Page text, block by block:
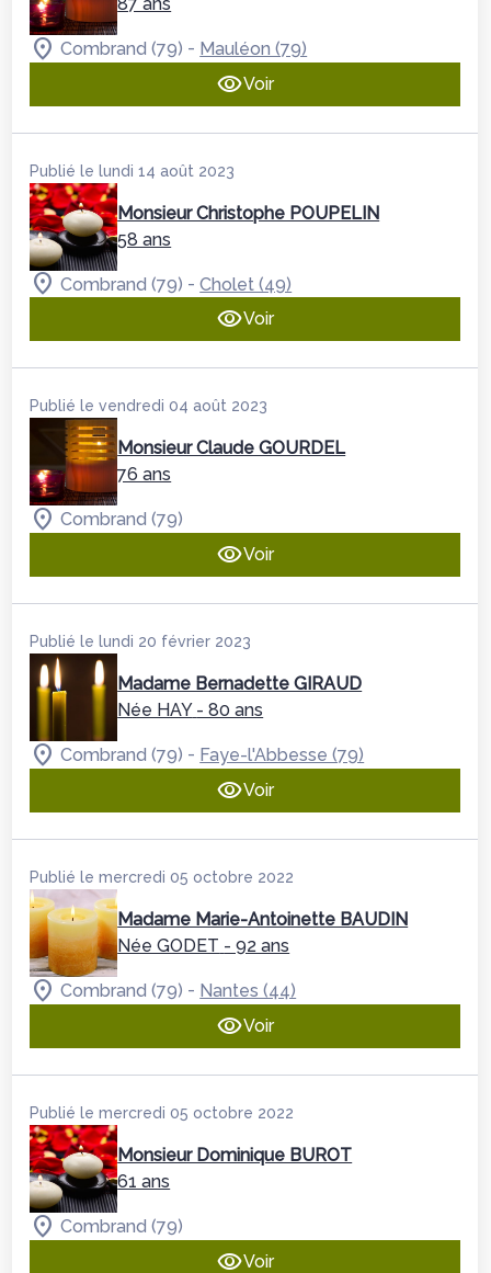
Combrand (79) - Mauléon (79)
Voir
Publié le lundi 14 août 2023
Monsieur Christophe POUPELIN
58 ans
Combrand (79) -Cholet (49)
Voir
Publié le vendredi 04 août 2023
Monsieur Claude GOURDEL
76 ans
Combrand (79)
Voir
Publié le lundi 20 février 2023
Madame Bernadette GIRAUD
Née HAY - 80 ans
Combrand (79) - Faye-l'Abbesse (79)
Voir
Publié le mercredi 05 octobre 2022
Madame Marie-Antoinette BAUDIN
Née GODET - 92 ans
Combrand (79) - Nantes (44)
Voir
Publié le mercredi 05 octobre 2022
Monsieur Dominique BUROT
61 ans
Combrand (79)
Voir